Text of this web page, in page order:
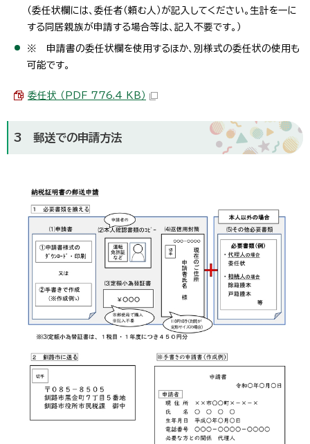
（委任状欄には、委任者（頼む人）が記入してください。生計を一に
する同居親族が申請する場合等は、記入不要です。）
※ 申請書の委任状欄を使用するほか、別様式の委任状の使用も
可能です。
委任状 （PDF 776.4 KB）
3 郵送での申請方法